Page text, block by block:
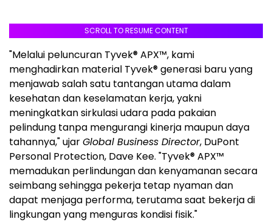
SCROLL TO RESUME CONTENT
"Melalui peluncuran Tyvek® APX™, kami
menghadirkan material Tyvek® generasi baru yang
menjawab salah satu tantangan utama dalam
kesehatan dan keselamatan kerja, yakni
meningkatkan sirkulasi udara pada pakaian
pelindung tanpa mengurangi kinerja maupun daya
tahannya," ujarGlobal Business Director, DuPont
Personal Protection, Dave Kee. "Tyvek® APX™
memadukan perlindungan dan kenyamanan secara
seimbang sehingga pekerja tetap nyaman dan
dapat menjaga performa, terutama saat bekerja di
lingkungan yang menguras kondisi fisik."